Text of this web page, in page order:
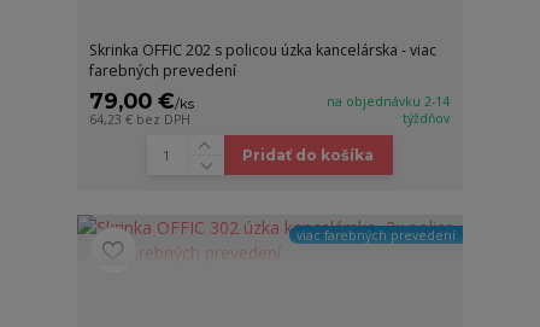
Skrinka OFFIC 202 s policou úzka kancelárska - viac
farebných prevedení
79,00 €/ks
64,23 € bez DPH
na objednávku 2-14
týždňov
Pridať do košíka
viac farebných prevedení